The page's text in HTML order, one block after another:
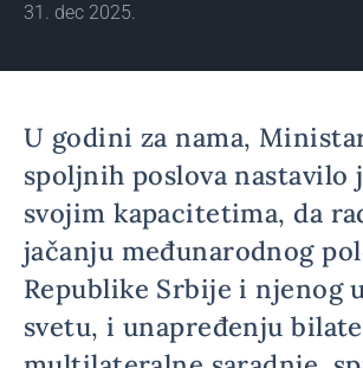
31. dec 2025.
U godini za nama,
spoljnih poslova nastavilo
svojim kapacitetima, da
jačanju međunarodnog
Republike Srbije i njenog
svetu, i unapređenju